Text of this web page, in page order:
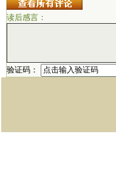
读后感言：
验证码：